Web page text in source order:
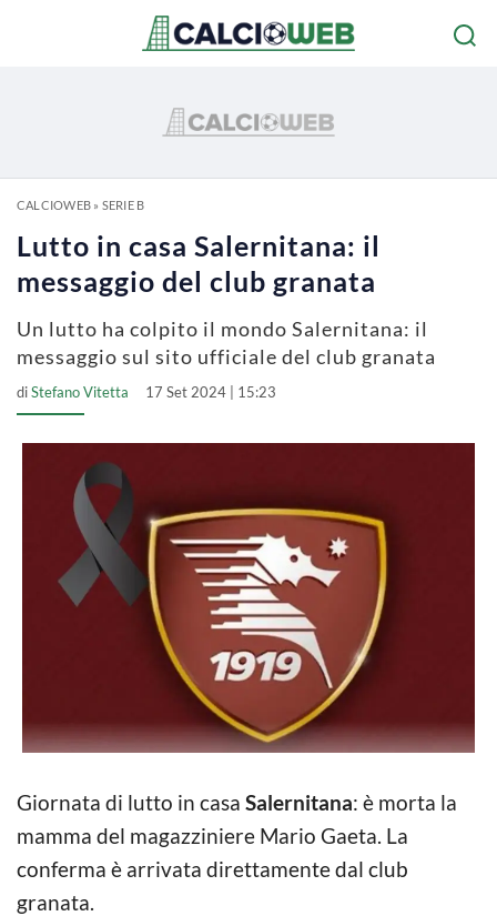
CALCIOWEB» SERIE B
Lutto in casa Salernitana: il
messaggio del club granata
Un lutto ha colpito il mondo Salernitana: il
messaggio sul sito ufficiale del club granata
diStefano Vitetta 17 Set 2024 | 15:23
Giornata di lutto in casa Salernitana: è morta la
mamma del magazziniere Mario Gaeta. La
conferma è arrivata direttamente dal club
granata.